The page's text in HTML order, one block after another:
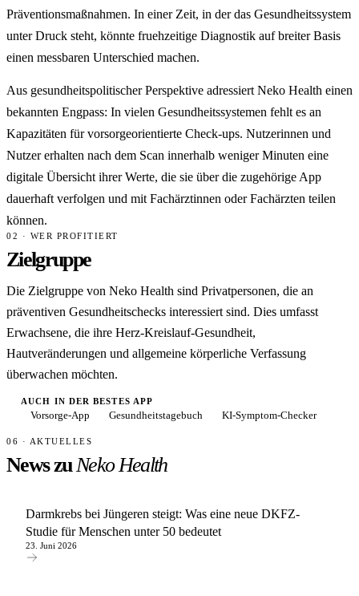
Präventionsmaßnahmen. In einer Zeit, in der das Gesundheitssystem
unter Druck steht, könnte fruehzeitige Diagnostik auf breiter Basis
einen messbaren Unterschied machen.
Aus gesundheitspolitischer Perspektive adressiert Neko Health einen
bekannten Engpass: In vielen Gesundheitssystemen fehlt es an
Kapazitäten für vorsorgeorientierte Check-ups. Nutzerinnen und
Nutzer erhalten nach dem Scan innerhalb weniger Minuten eine
digitale Übersicht ihrer Werte, die sie über die zugehörige App
dauerhaft verfolgen und mit Fachärztinnen oder Fachärzten teilen
können.
02 · WER PROFITIERT
Zielgruppe
Die Zielgruppe von Neko Health sind Privatpersonen, die an
präventiven Gesundheitschecks interessiert sind. Dies umfasst
Erwachsene, die ihre Herz-Kreislauf-Gesundheit,
Hautveränderungen und allgemeine körperliche Verfassung
überwachen möchten.
AUCH IN DER BESTES APP
Vorsorge-App Gesundheitstagebuch KI-Symptom-Checker
06 · AKTUELLES
News zuNeko Health
Darmkrebs bei Jüngeren steigt: Was eine neue DKFZ-
Studie für Menschen unter 50 bedeutet
23. Juni 2026